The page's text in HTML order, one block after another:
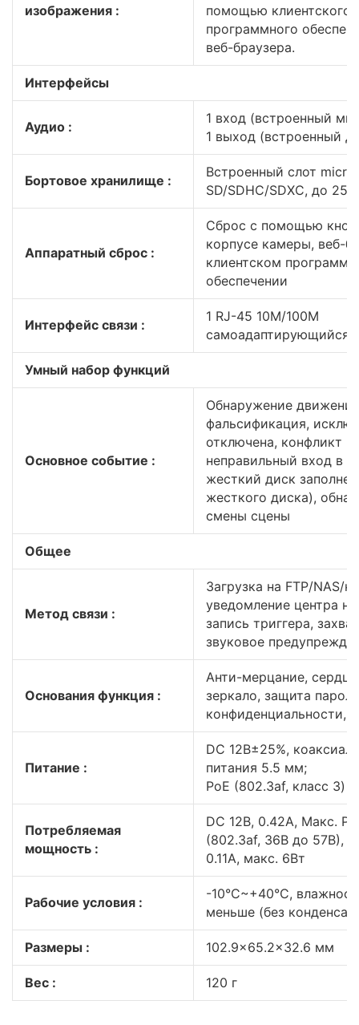
изображения :
помощью клиентского
программного
веб-браузера.
Интерфейсы
Аудио :
1 вход (встроенный
1 выход (встроенный
Бортовое хранилище :
Встроенный слот micro
SD/SDHC/SDXC, до
Аппаратный сброс :
Сброс с помощью
корпусе камеры, веб-
клиентском
обеспечении
Интерфейс связи :
1 RJ-45 10M/100M
самоадаптирующийся
Умный набор функций
Основное событие :
Обнаружение
фальсификация,
отключена, конфликт
неправильный вход в
жесткий диск
жесткого диска),
смены сцены
Общее
Метод связи :
Загрузка на FTP/NAS/
уведомление центра
запись триггера,
звуковое
Основания функция :
Анти-мерцание,
зеркало, защита
конфиденциальности,
Питание :
DC 12В±25%,
питания 5.5 мм;
PoE (802.3af, класс 3)
Потребляемая
мощность :
DC 12В, 0.42А, Макс.
(802.3af, 36В до 57В),
0.11А, макс. 6Вт
Рабочие условия :
-10°C~+40°C,
меньше (без
Размеры : 102.9×65.2×32.6 мм
Вес : 120 г